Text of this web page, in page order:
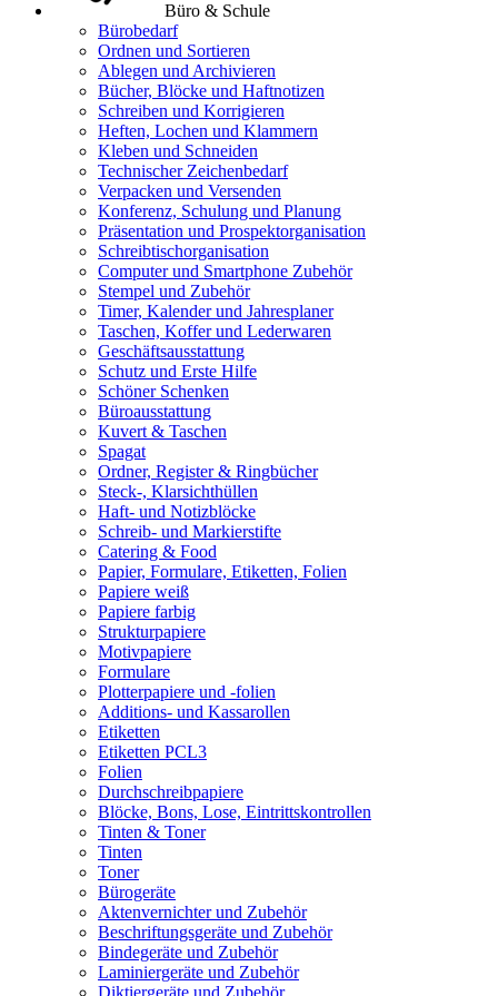
Büro & Schule
Bürobedarf
Ordnen und Sortieren
Ablegen und Archivieren
Bücher, Blöcke und Haftnotizen
Schreiben und Korrigieren
Heften, Lochen und Klammern
Kleben und Schneiden
Technischer Zeichenbedarf
Verpacken und Versenden
Konferenz, Schulung und Planung
Präsentation und Prospektorganisation
Schreibtischorganisation
Computer und Smartphone Zubehör
Stempel und Zubehör
Timer, Kalender und Jahresplaner
Taschen, Koffer und Lederwaren
Geschäftsausstattung
Schutz und Erste Hilfe
Schöner Schenken
Büroausstattung
Kuvert & Taschen
Spagat
Ordner, Register & Ringbücher
Steck-, Klarsichthüllen
Haft- und Notizblöcke
Schreib- und Markierstifte
Catering & Food
Papier, Formulare, Etiketten, Folien
Papiere weiß
Papiere farbig
Strukturpapiere
Motivpapiere
Formulare
Plotterpapiere und -folien
Additions- und Kassarollen
Etiketten
Etiketten PCL3
Folien
Durchschreibpapiere
Blöcke, Bons, Lose, Eintrittskontrollen
Tinten & Toner
Tinten
Toner
Bürogeräte
Aktenvernichter und Zubehör
Beschriftungsgeräte und Zubehör
Bindegeräte und Zubehör
Laminiergeräte und Zubehör